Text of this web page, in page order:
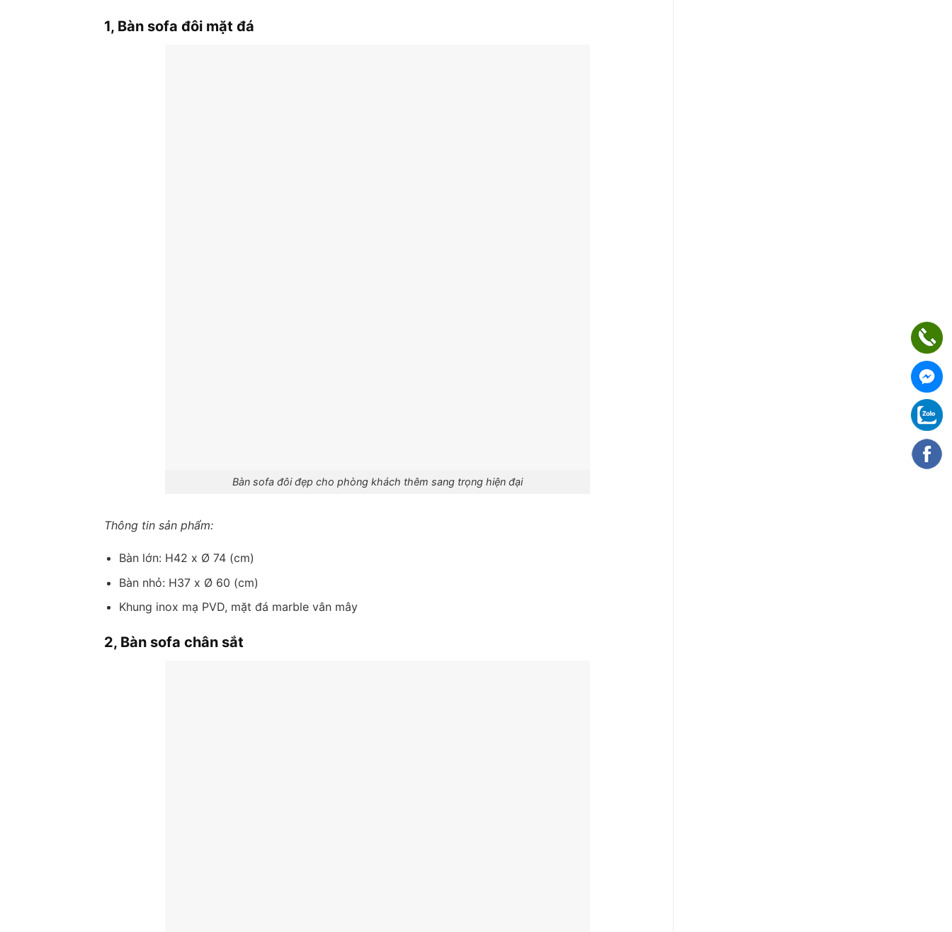
1, Bàn sofa đôi mặt đá
Bàn sofa đôi đẹp cho phòng khách thêm sang trọng hiện đại
Thông tin sản phẩm:
Bàn lớn: H42 x Ø 74 (cm)
Bàn nhỏ: H37 x Ø 60 (cm)
Khung inox mạ PVD, mặt đá marble vân mây
2, Bàn sofa chân sắt